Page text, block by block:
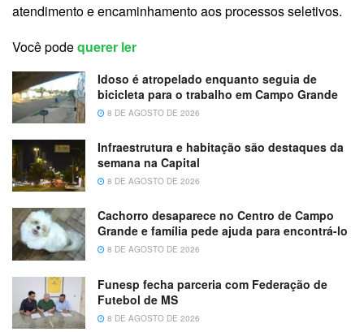
atendimento e encaminhamento aos processos seletivos.
Você podequerer ler
Idoso é atropelado enquanto seguia de
bicicleta para o trabalho em Campo Grande
8 DE AGOSTO DE 2026
Infraestrutura e habitação são destaques da
semana na Capital
8 DE AGOSTO DE 2026
Cachorro desaparece no Centro de Campo
Grande e família pede ajuda para encontrá-lo
8 DE AGOSTO DE 2026
Funesp fecha parceria com Federação de
Futebol de MS
8 DE AGOSTO DE 2026